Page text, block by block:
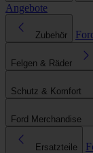
Angebote
Zubehör
Felgen & Räder
Schutz & Komfort
Ford Merchandise
Ersatzteile